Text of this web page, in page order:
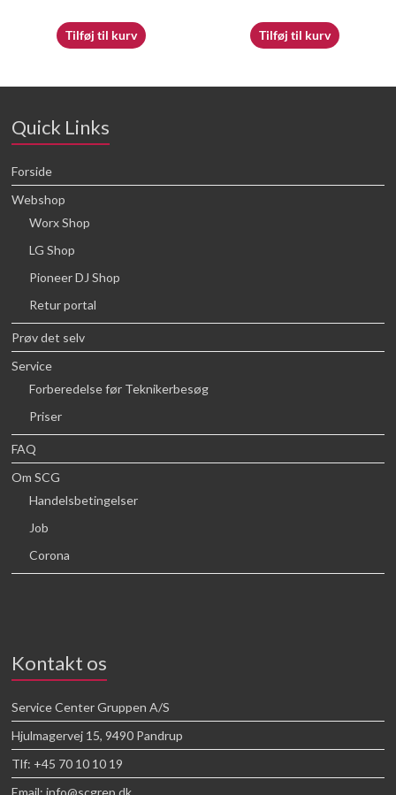
Tilføj til kurv Tilføj til kurv
Quick Links
Forside
Webshop
Worx Shop
LG Shop
Pioneer DJ Shop
Retur portal
Prøv det selv
Service
Forberedelse før Teknikerbesøg
Priser
FAQ
Om SCG
Handelsbetingelser
Job
Corona
Kontakt os
Service Center Gruppen A/S
Hjulmagervej 15, 9490 Pandrup
Tlf: +45 70 10 10 19
Email: info@scgrep.dk